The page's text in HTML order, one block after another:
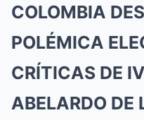
COLOMBIA
POLÉMICA
CRÍTICAS DE
ABELARDO DE